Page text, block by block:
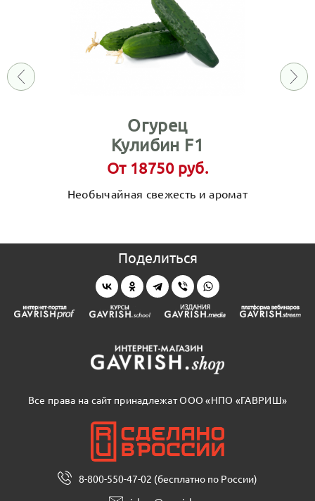
Огурец
Кулибин F1
От 18750 руб.
Необычайная свежесть и аромат
Поделиться
Все права на сайт принадлежат ООО «НПО «ГАВРИШ»
8-800-550-47-02 (бесплатно по России)